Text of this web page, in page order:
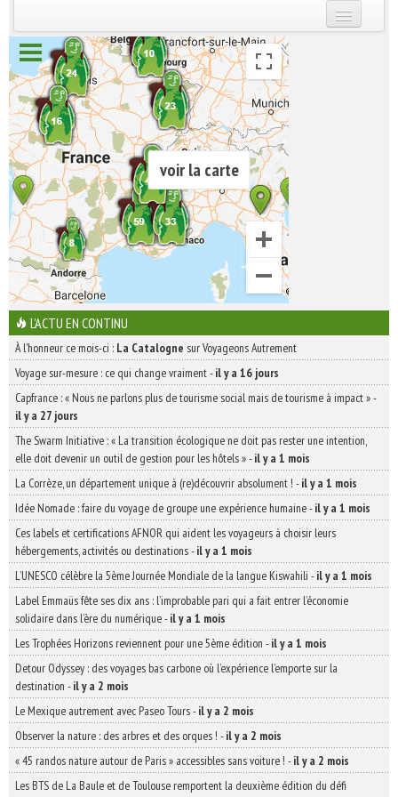
INSCRIVEZ-VOUS | ABONNEZ-VOUS
voir la carte
L'ACTU EN CONTINU
À l'honneur ce mois-ci : La Catalogne sur Voyageons Autrement
Voyage sur-mesure : ce qui change vraiment-il y a 16 jours
Capfrance : « Nous ne parlons plus de tourisme social mais de tourisme à impact »-
il y a 27 jours
The Swarm Initiative : « La transition écologique ne doit pas rester une intention,
elle doit devenir un outil de gestion pour les hôtels »-il y a 1 mois
La Corrèze, un département unique à (re)découvrir absolument ! -il y a 1 mois
Idée Nomade : faire du voyage de groupe une expérience humaine-il y a 1 mois
Ces labels et certifications AFNOR qui aident les voyageurs à choisir leurs
hébergements, activités ou destinations-il y a 1 mois
L’UNESCO célèbre la 5ème Journée Mondiale de la langue Kiswahili -il y a 1 mois
Label Emmaüs fête ses dix ans : l’improbable pari qui a fait entrer l’économie
solidaire dans l’ère du numérique-il y a 1 mois
Les Trophées Horizons reviennent pour une 5ème édition -il y a 1 mois
Detour Odyssey : des voyages bas carbone où l’expérience l’emporte sur la
destination -il y a 2 mois
Le Mexique autrement avec Paseo Tours-il y a 2 mois
Observer la nature : des arbres et des orques ! -il y a 2 mois
« 45 randos nature autour de Paris » accessibles sans voiture ! -il y a 2 mois
Les BTS de La Baule et de Toulouse remportent la deuxième édition du défi